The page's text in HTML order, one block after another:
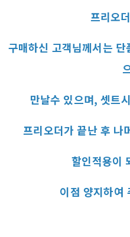
프리오
구매하신 고객님께서는
만날수 있으며, 셋트
프리오더가 끝난 후 나
할인적용이
이점 양지하여